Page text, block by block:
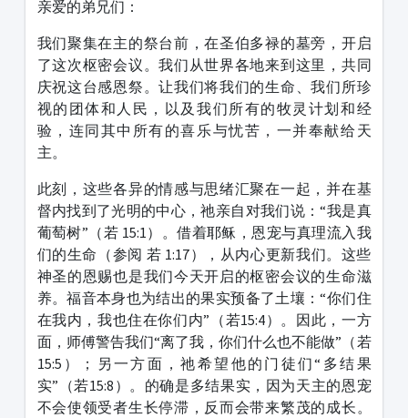
亲爱的弟兄们：
我们聚集在主的祭台前，在圣伯多禄的墓旁，开启
了这次枢密会议。我们从世界各地来到这里，共同
庆祝这台感恩祭。让我们将我们的生命、我们所珍
视的团体和人民，以及我们所有的牧灵计划和经
验，连同其中所有的喜乐与忧苦，一并奉献给天
主。
此刻，这些各异的情感与思绪汇聚在一起，并在基
督内找到了光明的中心，祂亲自对我们说：“我是真
葡萄树”（若 15:1）。借着耶稣，恩宠与真理流入我
们的生命（参阅 若 1:17），从内心更新我们。这些
神圣的恩赐也是我们今天开启的枢密会议的生命滋
养。福音本身也为结出的果实预备了土壤：“你们住
在我内，我也住在你们内”（若15:4）。因此，一方
面，师傅警告我们“离了我，你们什么也不能做”（若
15:5）；另一方面，祂希望他的门徒们“多结果
实”（若15:8）。的确是多结果实，因为天主的恩宠
不会使领受者生长停滞，反而会带来繁茂的成长。